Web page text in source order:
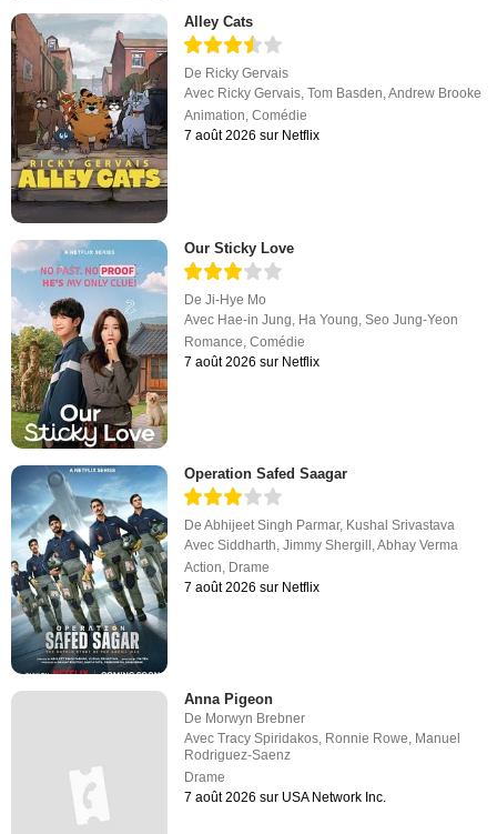
Alley Cats
De Ricky Gervais
Avec Ricky Gervais,Tom Basden,Andrew Brooke
Animation,Comédie
7 août 2026 sur Netflix
Our Sticky Love
DeJi-Hye Mo
Avec Hae-in Jung Ha Young ,Seo Jung-Yeon
Romance ,Comédie
7 août 2026 sur Netflix
Operation Safed Saagar
DeAbhijeet Singh Parmar, Kushal Srivastava
AvecSiddharth,Jimmy Shergill ,Abhay Verma
Action, Drame
7 août 2026 sur Netflix
Anna Pigeon
De Morwyn Brebner
AvecTracy Spiridakos, Ronnie Rowe, Manuel
Rodriguez-Saenz
Drame
7 août 2026 sur USA Network Inc.